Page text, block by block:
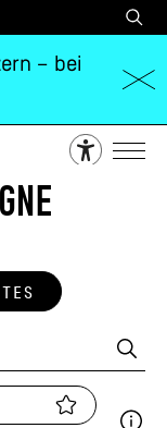
– bei